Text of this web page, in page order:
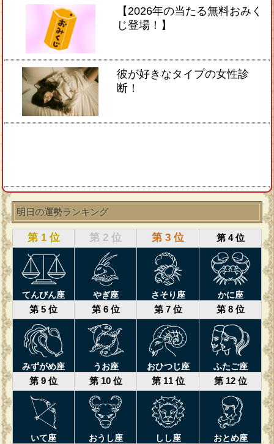
【2026年の当たる無料おみく
じ登場！】
彼が好きなタイプの女性診
断！
明日の運勢ランキング
第 1 位 第 2 位 第 3 位 第 4 位
てんびん座 やぎ座 さそり座 かに座
第 5 位 第 6 位 第 7 位 第 8 位
みずがめ座 うお座 おひつじ座 ふたご座
第 9 位 第 10 位 第 11 位 第 12 位
いて座 おうし座 しし座 おとめ座